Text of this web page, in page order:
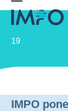
Skip
content
Open
mobile
menu
Close
mobile
menu
19
IMPO